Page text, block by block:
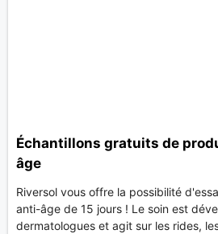
Échantillons gratuits de
âge
Riversol vous offre la possibilité
anti-âge de 15 jours ! Le soin est
dermatologues et agit sur les rides,